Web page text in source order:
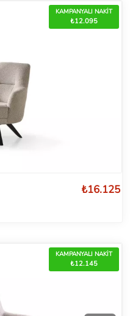
KAMPANYALI NAKİT
₺12.095
₺16.125
KAMPANYALI NAKİT
₺12.145